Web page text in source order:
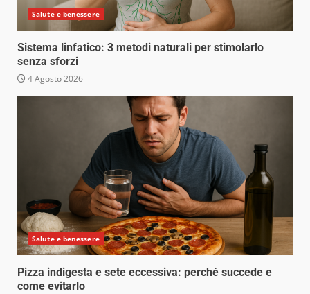
Salute e benessere
Sistema linfatico: 3 metodi naturali per stimolarlo
senza sforzi
4 Agosto 2026
Salute e benessere
Pizza indigesta e sete eccessiva: perché succede e
come evitarlo